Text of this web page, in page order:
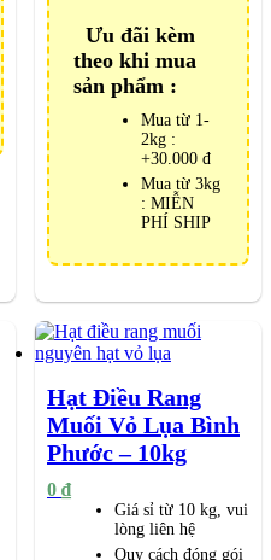
Ưu đãi kèm
theo khi mua
sản phẩm :
Mua từ 1-
2kg :
+30.000 đ
Mua từ 3kg
: MIỄN
PHÍ SHIP
Hạt Điều Rang
Muối Vỏ Lụa Bình
Phước – 10kg
0 ₫
Giá sỉ từ 10 kg, vui
lòng liên hệ
Quy cách đóng gói